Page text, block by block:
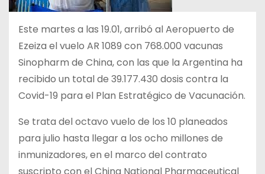
Este martes a las 19.01, arribó al Aeropuerto de
Ezeiza el vuelo AR 1089 con 768.000 vacunas
Sinopharm de China, con las que la Argentina ha
recibido un total de 39.177.430 dosis contra la
Covid-19 para el Plan Estratégico de Vacunación.
Se trata del octavo vuelo de los 10 planeados
para julio hasta llegar a los ocho millones de
inmunizadores, en el marco del contrato